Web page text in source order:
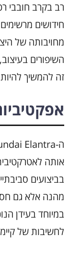
רב בקרב חובבי
חידושים
מחויבותה של
השיפורים
זה להמשיך
אותה
בביצועים
מהנה אלא גם
במיוחד בעידן
לחשיבות של